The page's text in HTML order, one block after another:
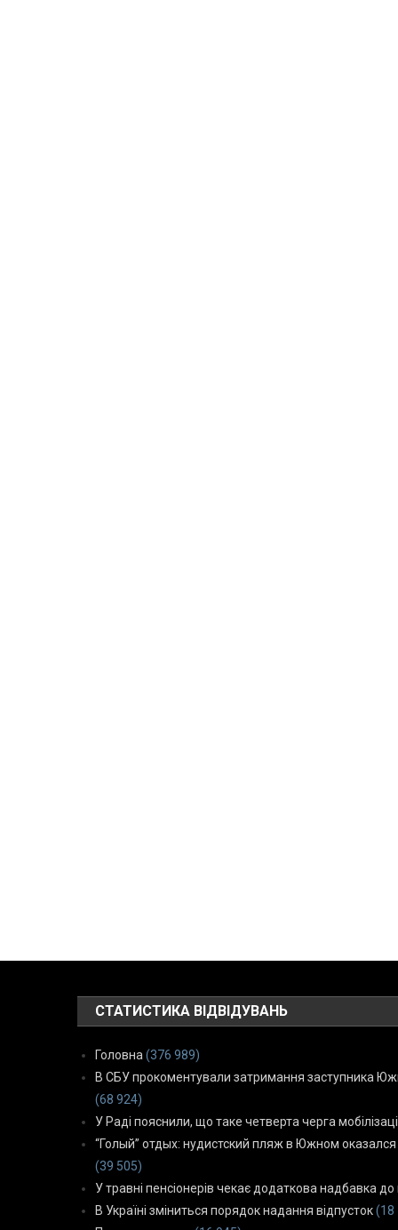
СТАТИСТИКА ВІДВІДУВАНЬ
Головна (376 989)
В СБУ прокоментували затримання заступника
(68 924)
У Раді пояснили, що таке четверта черга
“Голый” отдых: нудистский пляж в Южном
(39 505)
У травні пенсіонерів чекає додаткова надбавка до
В Україні зміниться порядок надання відпусток (18